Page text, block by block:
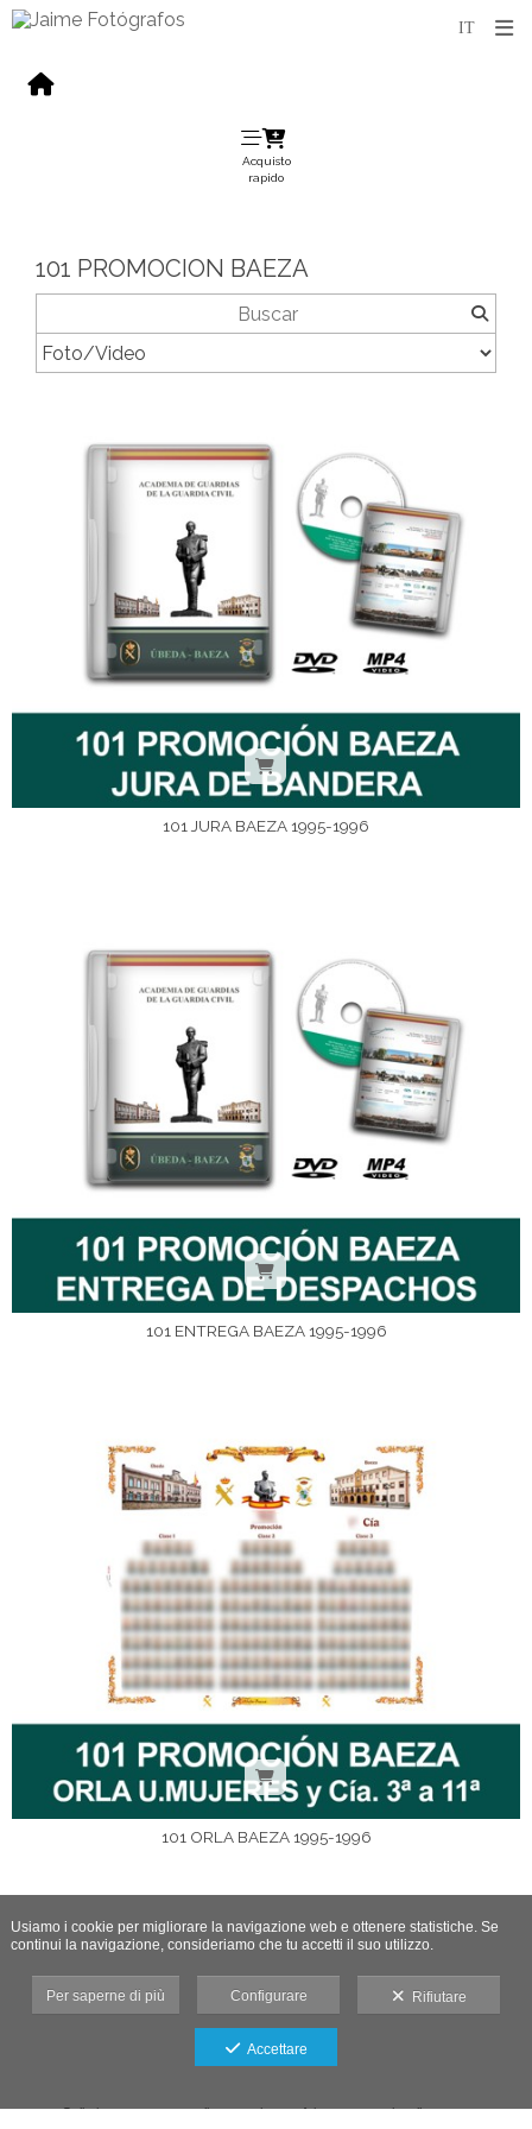
Acquisto
rapido
101 PROMOCION BAEZA
101 JURA BAEZA 1995-1996
101 ENTREGA BAEZA 1995-1996
101 ORLA BAEZA 1995-1996
Usiamo i cookie per migliorare la navigazione web e ottenere statistiche. Se
continui la navigazione, consideriamo che tu accetti il suo utilizzo.
Per saperne di più Configurare Rifiutare
Accettare
Galleria protetta contro gli screenshot: se fai uno screenshot, l’accesso